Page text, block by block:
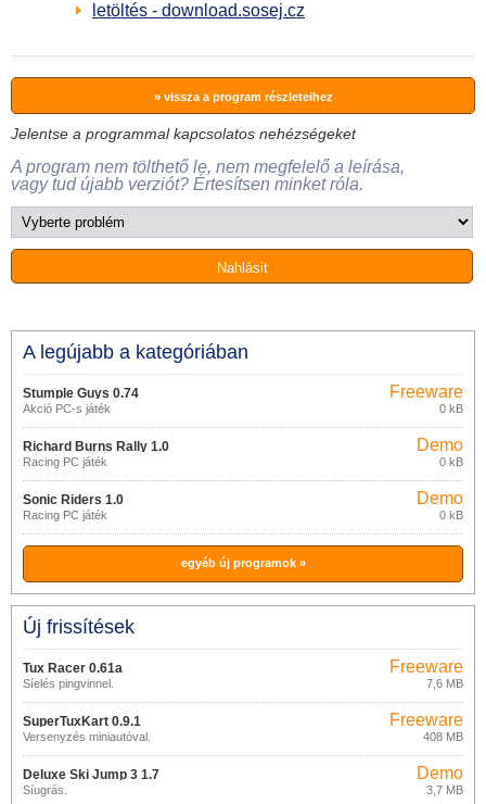
letöltés - download.sosej.cz
» vissza a program részleteihez
Jelentse a programmal kapcsolatos nehézségeket
A program nem tölthető le, nem megfelelő a leírása,
vagy tud újabb verziót? Értesítsen minket róla.
A legújabb a kategóriában
Stumple Guys 0.74
Akció PC-s játék
Freeware
0 kB
Richard Burns Rally 1.0
Racing PC játék
Demo
0 kB
Sonic Riders 1.0
Racing PC játék
Demo
0 kB
egyéb új programok »
Új frissítések
Tux Racer 0.61a
Síelés pingvinnel.
Freeware
7,6 MB
SuperTuxKart 0.9.1
Versenyzés miniautóval.
Freeware
408 MB
Deluxe Ski Jump 3 1.7
Síugrás.
Demo
3,7 MB